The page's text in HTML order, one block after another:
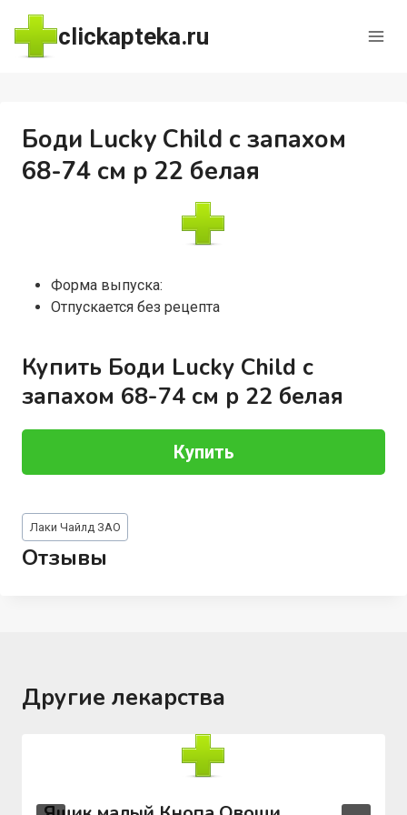
Перейти
содержимому
clickapteka.ru
Боди Lucky Child с запахом
68-74 см р 22 белая
Форма выпуска:
Отпускается без рецепта
Купить Боди Lucky Child с
запахом 68-74 см р 22 белая
Купить
Метки
записи:
Лаки Чайлд ЗАО
Отзывы
Другие лекарства